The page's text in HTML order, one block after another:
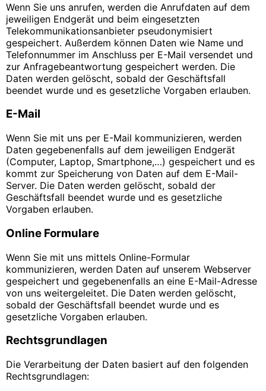
Wenn Sie uns anrufen, werden die Anrufdaten auf dem
jeweiligen Endgerät und beim eingesetzten
Telekommunikationsanbieter pseudonymisiert
gespeichert. Außerdem können Daten wie Name und
Telefonnummer im Anschluss per E-Mail versendet und
zur Anfragebeantwortung gespeichert werden. Die
Daten werden gelöscht, sobald der Geschäftsfall
beendet wurde und es gesetzliche Vorgaben erlauben.
E-Mail
Wenn Sie mit uns per E-Mail kommunizieren, werden
Daten gegebenenfalls auf dem jeweiligen Endgerät
(Computer, Laptop, Smartphone,…) gespeichert und es
kommt zur Speicherung von Daten auf dem E-Mail-
Server. Die Daten werden gelöscht, sobald der
Geschäftsfall beendet wurde und es gesetzliche
Vorgaben erlauben.
Online Formulare
Wenn Sie mit uns mittels Online-Formular
kommunizieren, werden Daten auf unserem Webserver
gespeichert und gegebenenfalls an eine E-Mail-Adresse
von uns weitergeleitet. Die Daten werden gelöscht,
sobald der Geschäftsfall beendet wurde und es
gesetzliche Vorgaben erlauben.
Rechtsgrundlagen
Die Verarbeitung der Daten basiert auf den folgenden
Rechtsgrundlagen: